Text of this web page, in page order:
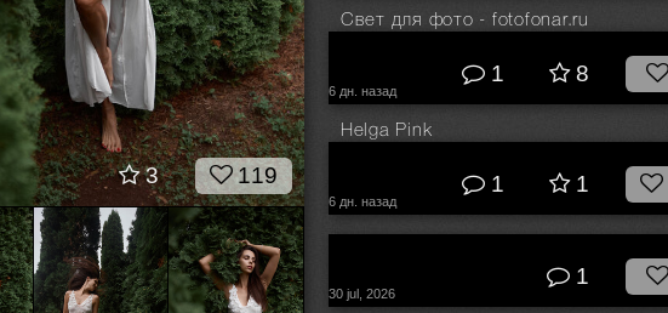
3 119
Свет для фото - fotofonar.ru
6 дн. назад
1 8
Helga Pink
6 дн. назад
1 1
30 jul, 2026
1